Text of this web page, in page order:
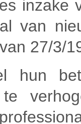
inzake
van
27/3/
hun
te